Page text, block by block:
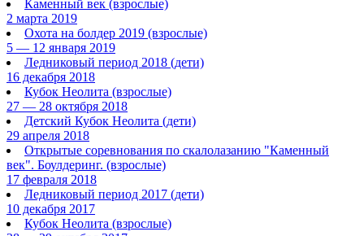
Каменный век (взрослые)
2 марта 2019
Охота на болдер 2019 (взрослые)
5 — 12 января 2019
Ледниковый период 2018 (дети)
16 декабря 2018
Кубок Неолита (взрослые)
27 — 28 октября 2018
Детский Кубок Неолита (дети)
29 апреля 2018
Открытые соревнования по скалолазанию "Каменный
век". Боулдеринг. (взрослые)
17 февраля 2018
Ледниковый период 2017 (дети)
10 декабря 2017
Кубок Неолита (взрослые)